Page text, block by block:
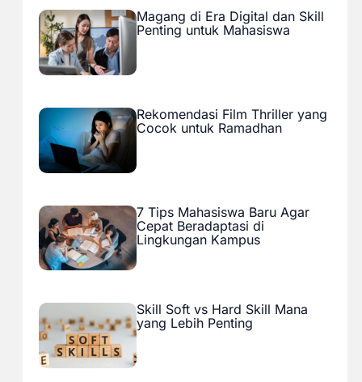
Magang di Era Digital dan Skill
Penting untuk Mahasiswa
Rekomendasi Film Thriller yang
Cocok untuk Ramadhan
7 Tips Mahasiswa Baru Agar
Cepat Beradaptasi di
Lingkungan Kampus
Skill Soft vs Hard Skill Mana
yang Lebih Penting